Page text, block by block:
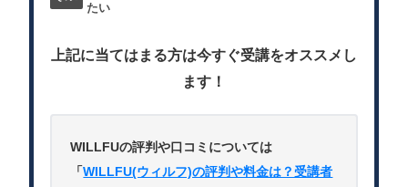
たい
上記に当てはまる方は今すぐ受講をオススメし
ます！
WILLFUの評判や口コミについては
「WILLFU(ウィルフ)の評判や料金は？受講者